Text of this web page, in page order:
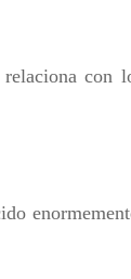
con